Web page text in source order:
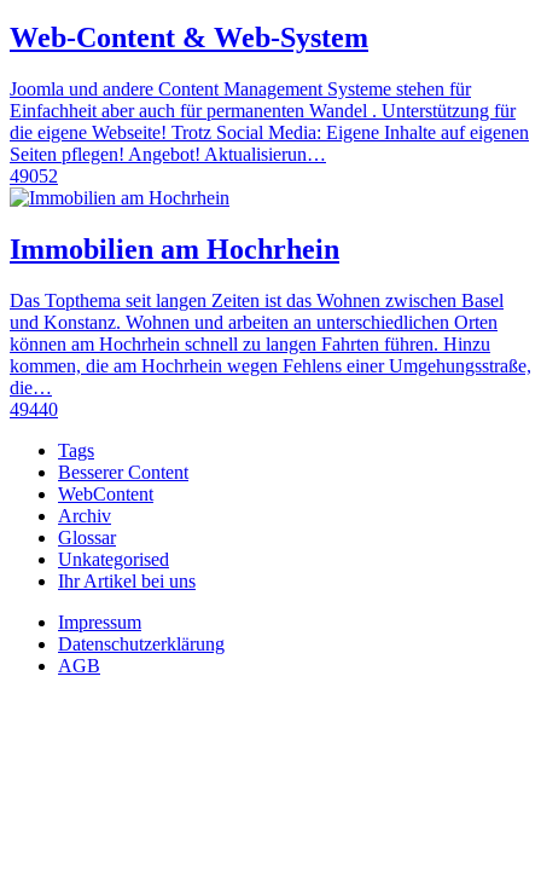
Web-Content & Web-System
Joomla und andere Content Management Systeme stehen für
Einfachheit aber auch für permanenten Wandel . Unterstützung für
die eigene Webseite! Trotz Social Media: Eigene Inhalte auf eigenen
Seiten pflegen! Angebot! Aktualisierun…
49052
Immobilien am Hochrhein
Das Topthema seit langen Zeiten ist das Wohnen zwischen Basel
und Konstanz. Wohnen und arbeiten an unterschiedlichen Orten
können am Hochrhein schnell zu langen Fahrten führen. Hinzu
kommen, die am Hochrhein wegen Fehlens einer Umgehungsstraße,
die…
49440
Tags
Besserer Content
WebContent
Archiv
Glossar
Unkategorised
Ihr Artikel bei uns
Impressum
Datenschutzerklärung
AGB